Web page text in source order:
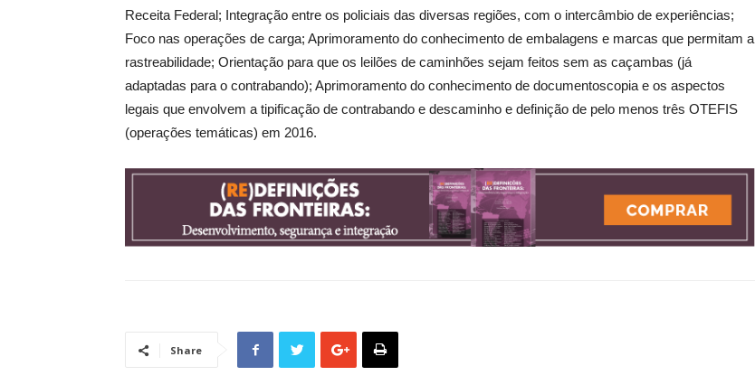
Receita Federal; Integração entre os policiais das diversas regiões, com o intercâmbio de experiências;
Foco nas operações de carga; Aprimoramento do conhecimento de embalagens e marcas que permitam a
rastreabilidade; Orientação para que os leilões de caminhões sejam feitos sem as caçambas (já
adaptadas para o contrabando); Aprimoramento do conhecimento de documentoscopia e os aspectos
legais que envolvem a tipificação de contrabando e descaminho e definição de pelo menos três OTEFIS
(operações temáticas) em 2016.
Share